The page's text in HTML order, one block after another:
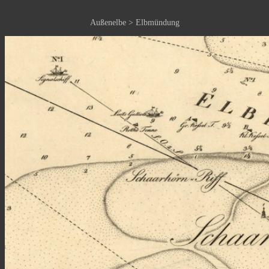
Außenelbe > Elbmündung